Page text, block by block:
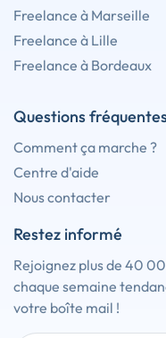
Freelance à Marseille
Freelance à Lille
Freelance à Bordeaux
Questions
Comment ça marche ?
Centre d'aide
Nous contacter
Restez informé
Rejoignez plus de 40
chaque semaine
votre boîte mail !